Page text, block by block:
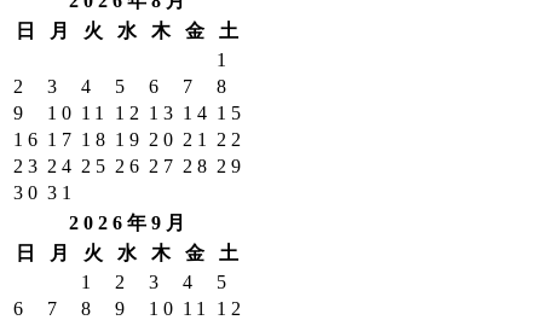
日
月 火 水 木 金
土
1
2
3 4 5 6 7
8
9
10 11 12 13 14 15
16 17 18 19 20 21
22
23 24 25 26 27 28 29
30 31
2026年9月
日
月 火 水 木 金
土
1
2 3 4
5
6
7 8 9 10 11
12